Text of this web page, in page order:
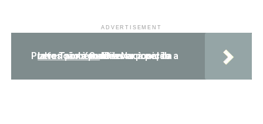
ADVERTISEMENT
Leia Também:Dia Nacional da Prevenção à Surdez: exposição a altos sons pode levar à perda auditiva